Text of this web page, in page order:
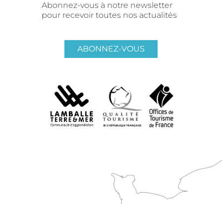
Abonnez-vous à notre newsletter
pour recevoir toutes nos actualités
ABONNEZ-VOUS